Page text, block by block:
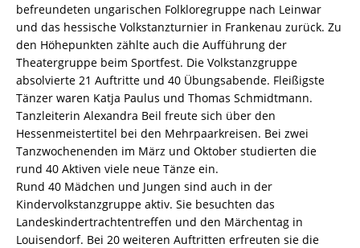
befreundeten ungarischen Folkloregruppe nach Leinwar
und das hessische Volkstanzturnier in Frankenau zurück. Zu
den Höhepunkten zählte auch die Aufführung der
Theatergruppe beim Sportfest. Die Volkstanzgruppe
absolvierte 21 Auftritte und 40 Übungsabende. Fleißigste
Tänzer waren Katja Paulus und Thomas Schmidtmann.
Tanzleiterin Alexandra Beil freute sich über den
Hessenmeistertitel bei den Mehrpaarkreisen. Bei zwei
Tanzwochenenden im März und Oktober studierten die
rund 40 Aktiven viele neue Tänze ein.
Rund 40 Mädchen und Jungen sind auch in der
Kindervolkstanzgruppe aktiv. Sie besuchten das
Landeskindertrachtentreffen und den Märchentag in
Louisendorf. Bei 20 weiteren Auftritten erfreuten sie die